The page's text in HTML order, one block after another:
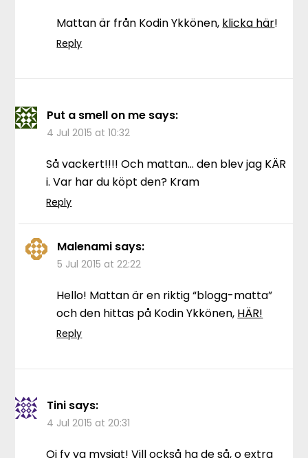
Mattan är från Kodin Ykkönen, klicka här!
Reply
Put a smell on me says:
4 Jul 2015 at 10:32
Så vackert!!!! Och mattan… den blev jag KÄR
i. Var har du köpt den? Kram
Reply
Malenami says:
5 Jul 2015 at 22:22
Hello! Mattan är en riktig “blogg-matta”
och den hittas på Kodin Ykkönen, HÄR!
Reply
Tini says:
4 Jul 2015 at 20:31
Oj fy va mysigt! Vill också ha de så, o extra